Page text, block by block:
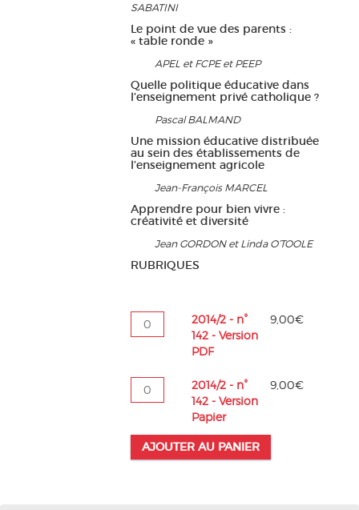
SABATINI
Le point de vue des parents :
« table ronde »
APEL et FCPE et PEEP
Quelle politique éducative dans
l’enseignement privé catholique ?
Pascal BALMAND
Une mission éducative distribuée
au sein des établissements de
l’enseignement agricole
Jean-François MARCEL
Apprendre pour bien vivre :
créativité et diversité
Jean GORDON et Linda O’TOOLE
RUBRIQUES
quantité
de
n°
142
PDF
2014/2 - n°
142 - Version
PDF
9,00€
quantité
de
-
142
2014/2 - n°
142 - Version
Papier
9,00€
AJOUTER AU PANIER